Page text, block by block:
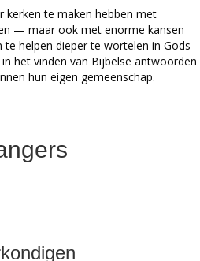
kerken te maken hebben met
— maar ook met enorme kansen
helpen dieper te wortelen in Gods
het vinden van Bijbelse antwoorden
hun eigen gemeenschap.